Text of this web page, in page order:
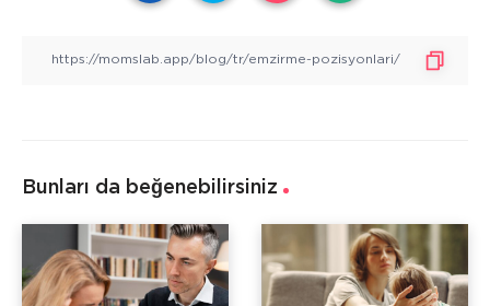
Bunları da beğenebilirsiniz